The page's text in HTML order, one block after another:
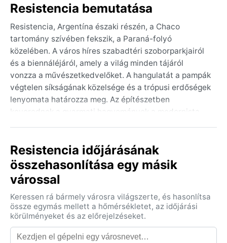
Resistencia bemutatása
Resistencia, Argentína északi részén, a Chaco
tartomány szívében fekszik, a Paraná-folyó
közelében. A város híres szabadtéri szoborparkjairól
és a biennáléjáról, amely a világ minden tájáról
vonzza a művészetkedvelőket. A hangulatát a pampák
végtelen síkságának közelsége és a trópusi erdőségek
lenyomata határozza meg. Az építészetben
keverednek a gyarmati hagyományok a modernista
Az éghajlat a Köppen-féle besorolás szerint Cfa, azaz
nedves szubtrópusi. A nyarak (december–február)
perzselően forrók és párásak, gyakoriak a 35 °C feletti
telek (június–augusztus) enyhék, a nappali
hőmérséklet 15–20 °C körül mozog, de éjszaka akár 5
°C alá is süllyedhet. A csapadék egész évben
egyenletesen oszlik el, azonban a nyár hozza a
Resistencia időjárásának
összehasonlítása egy másik
várossal
Keressen rá bármely városra világszerte, és hasonlítsa
össze egymás mellett a hőmérsékletet, az időjárási
körülményeket és az előrejelzéseket.